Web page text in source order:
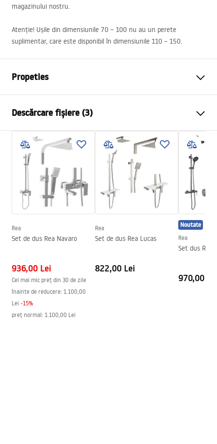
magazinului nostru.
Atenție! Ușile din dimensiunile 70 – 100 nu au un perete
suplimentar, care este disponibil în dimensiunile 110 – 150.
Propeties
Culoare
Crom
Tip cabina
De perete
Culoare sticla
Transparent 6mm
Tip de deschidere
Batanta
Montaj
de cada sau de podea
Directie cabina
Universal
Acoperire Easy Clean
Da , pe o parte a geamului
Descărcare fișiere (3)
shower manual
Manual
rapid swing przyscienna.pdf
Rea
Set de dus Rea Navaro
936,00 Lei
Cel mai mic preț din 30 de zile
înainte de reducere: 1.100,00
Lei -15%
preț normal: 1.100,00 Lei
Rea
Set de dus Rea Lucas
822,00 Lei
Noutate
Rea
Set dus Rea
970,00